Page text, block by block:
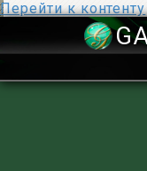
Перейти к контенту